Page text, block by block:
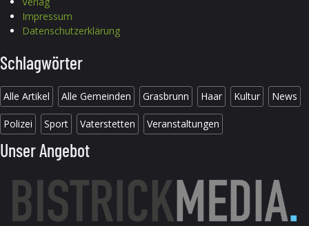
Impressum
Datenschutzerklärung
Schlagwörter
Alle Artikel Alle Gemeinden Grasbrunn Haar Kultur News
Polizei Sport Vaterstetten Veranstaltungen
Unser Angebot